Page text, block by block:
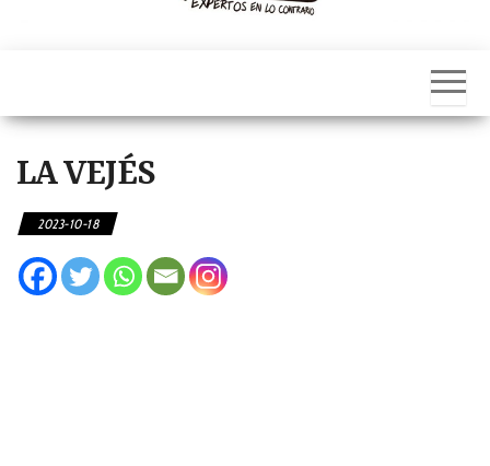
LA VEJÉS
2023-10-18